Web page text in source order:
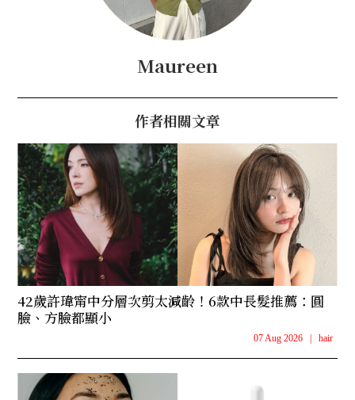
Maureen
作者相關文章
42歲許瑋甯中分層次剪太減齡！6款中長髮推薦：圓
臉、方臉都顯小
07 Aug 2026 hair